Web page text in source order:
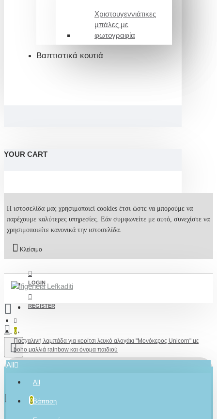
Χριστουγεννιάτικες
μπάλες με
φωτογραφία
Βαπτιστικά κουτιά
YOUR CART
Η ιστοσελίδα μας χρησιμοποιεί cookies έτσι ώστε να μπορούμε να
παρέχουμε καλύτερες υπηρεσίες. Εάν συμφωνείτε με αυτό, συνεχίστε να
χρησιμοποιείτε κανονικά την ιστοσελίδα.
Κλείσιμο
LOGIN
REGISTER
0
All
All
Βάπτιση
0 προϊόν(τα) - 0,00€
0
Πασχαλινή λαμπάδα για κορίτσι λευκό αλογάκι "Μονόκερος Unicorn" με
boho μαλλιά rainbow και όνομα παιδιού